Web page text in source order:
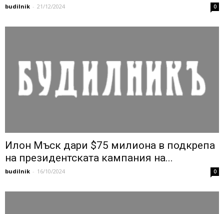
budilnik - 21/12/2024 0
Илон Мъск дари $75 милиона в подкрепа
на президентската кампания на...
budilnik - 16/10/2024 0